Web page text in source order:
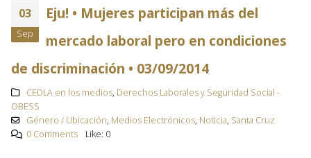
03
Sep
Eju! • Mujeres participan más del
mercado laboral pero en condiciones
de discriminación • 03/09/2014
CEDLA en los medios, Derechos Laborales y Seguridad Social -
OBESS
Género / Ubicación, Medios Electrónicos, Noticia, Santa Cruz
0 Comments
Like: 0